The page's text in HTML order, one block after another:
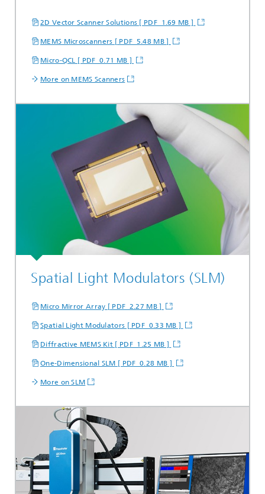
2D Vector Scanner Solutions [ PDF 1.69 MB ]
MEMS Microscanners [ PDF 5.48 MB ]
Micro-QCL [ PDF 0.71 MB ]
More on MEMS Scanners
Spatial Light Modulators (SLM)
Micro Mirror Array [ PDF 2.27 MB ]
Spatial Light Modulators [ PDF 0.33 MB ]
Diffractive MEMS Kit [ PDF 1.25 MB ]
One-Dimensional SLM [ PDF 0.28 MB ]
More on SLM